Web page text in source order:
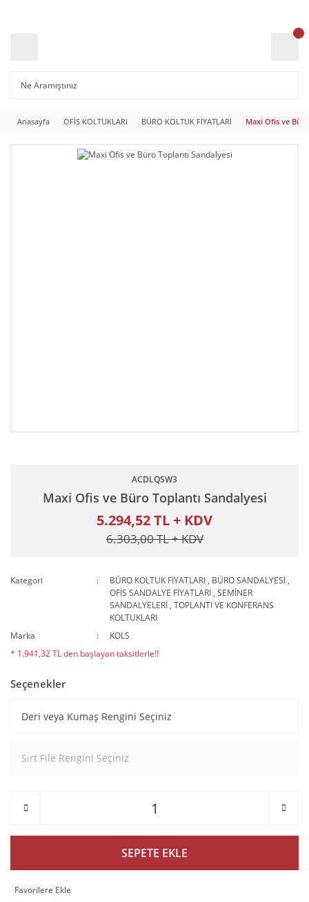
Anasayfa OFİS KOLTUKLARI BÜRO KOLTUK FİYATLARI Maxi Ofis ve
ACDLQSW3
Maxi Ofis ve Büro Toplantı Sandalyesi
5.294,52 TL + KDV
6.303,00 TL + KDV
Kategori BÜRO KOLTUK FİYATLARI , BÜRO SANDALYESİ ,
OFİS SANDALYE FİYATLARI ,SEMİNER
SANDALYELERİ ,TOPLANTI VE KONFERANS
KOLTUKLARI
Marka
KOLS
* 1.941,32 TL den başlayan taksitlerle!!
Seçenekler
SEPETE EKLE